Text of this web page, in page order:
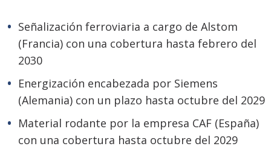
Señalización ferroviaria a cargo de Alstom
(Francia) con una cobertura hasta febrero del
2030
Energización encabezada por Siemens
(Alemania) con un plazo hasta octubre del 2029
Material rodante por la empresa CAF (España)
con una cobertura hasta octubre del 2029